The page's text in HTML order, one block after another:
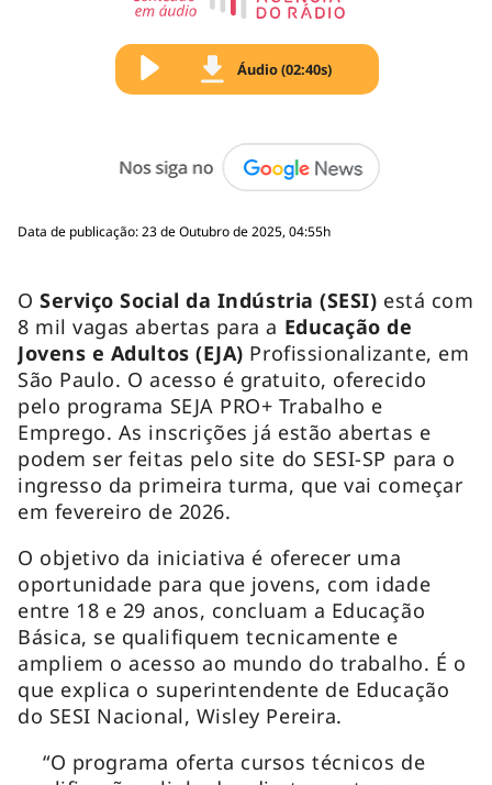
Áudio (02:40s)
Data de publicação: 23 de Outubro de 2025, 04:55h
OServiço Social da Indústria (SESI) está com
8 mil vagas abertas para a Educação de
Jovens e Adultos (EJA) Profissionalizante, em
São Paulo. O acesso é gratuito, oferecido
pelo programa SEJA PRO+ Trabalho e
Emprego. As inscrições já estão abertas e
podem ser feitas pelo site do SESI-SP para o
ingresso da primeira turma, que vai começar
em fevereiro de 2026.
O objetivo da iniciativa é oferecer uma
oportunidade para que jovens, com idade
entre 18 e 29 anos, concluam a Educação
Básica, se qualifiquem tecnicamente e
ampliem o acesso ao mundo do trabalho. É o
que explica o superintendente de Educação
do SESI Nacional, Wisley Pereira.
“O programa oferta cursos técnicos de